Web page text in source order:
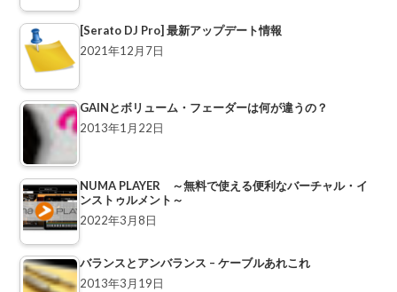
[Serato DJ Pro] 最新アップデート情報
2021年12月7日
GAINとボリューム・フェーダーは何が違うの？
2013年1月22日
NUMA PLAYER ～無料で使える便利なバーチャル・イ
ンストゥルメント～
2022年3月8日
バランスとアンバランス – ケーブルあれこれ
2013年3月19日